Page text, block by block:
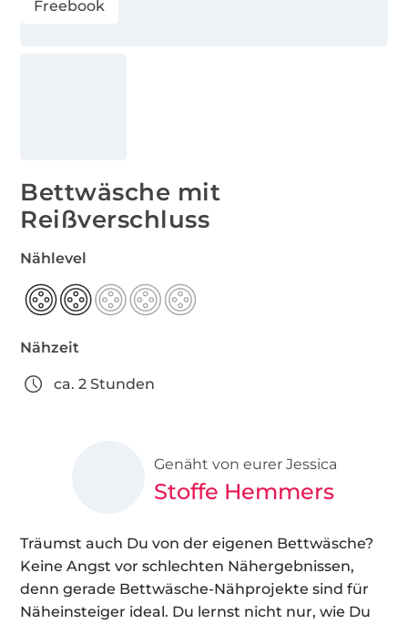
Freebook
Bettwäsche mit
Reißverschluss
Nählevel
Nähzeit
ca. 2 Stunden
Genäht von eurer Jessica
Stoffe Hemmers
Träumst auch Du von der eigenen Bettwäsche?
Keine Angst vor schlechten Nähergebnissen,
denn gerade Bettwäsche-Nähprojekte sind für
Näheinsteiger ideal. Du lernst nicht nur, wie Du